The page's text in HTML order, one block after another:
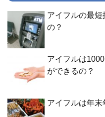
アイフルの最
の？
アイフルは
ができるの？
アイフルは年末